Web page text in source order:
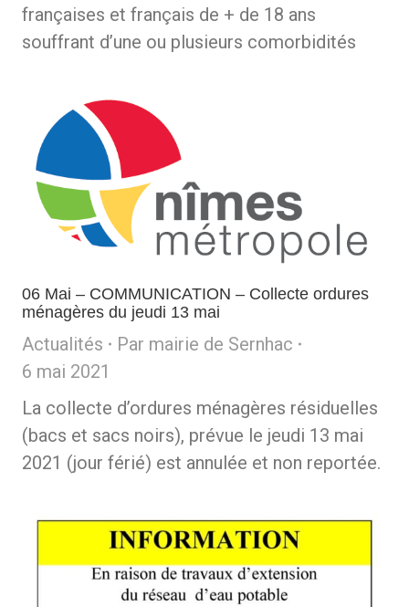
françaises et français de + de 18 ans
souffrant d’une ou plusieurs comorbidités
06 Mai – COMMUNICATION – Collecte ordures
ménagères du jeudi 13 mai
Actualités Par mairie de Sernhac
6 mai 2021
La collecte d’ordures ménagères résiduelles
(bacs et sacs noirs), prévue le jeudi 13 mai
2021 (jour férié) est annulée et non reportée.